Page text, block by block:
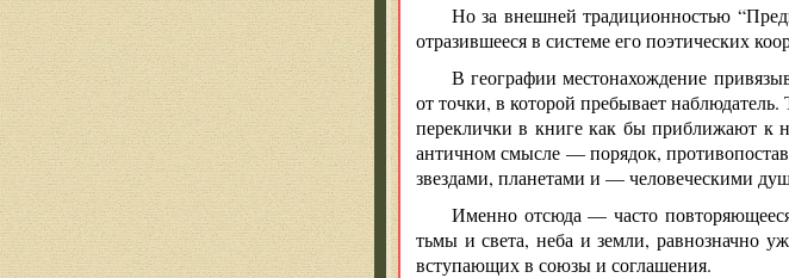
Но за внешней традиционностью
отразившееся в системе его поэтических
В географии местонахождение
от точки, в которой пребывает
переклички в книге как бы приближают к
античном смысле — порядок,
звездами, планетами и — человеческими
Именно отсюда — часто повторяющееся
тьмы и света, неба и земли, равнозначно
вступающих в союзы и соглашения.